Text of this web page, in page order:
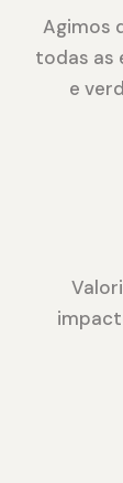
Agimos
todas as
e